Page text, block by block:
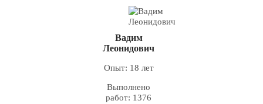
Вадим
Леонидович
Опыт: 18 лет
Выполнено
работ: 1376